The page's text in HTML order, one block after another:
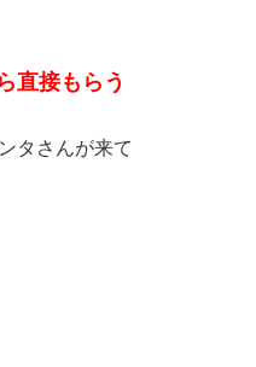
直接もらう
タさんが来て